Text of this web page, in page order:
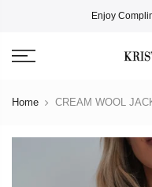
Enjoy
Home CREAM WOOL